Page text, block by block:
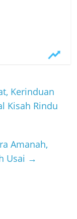
Kerinduan
Kisah Rindu
Amanah,
Usai →